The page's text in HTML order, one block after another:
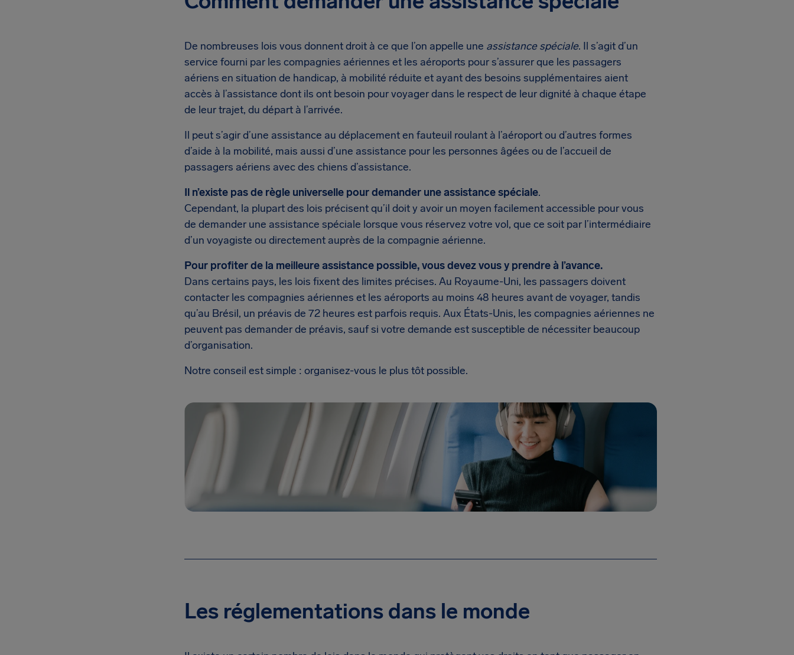
De nombreuses lois vous donnent droit à ce que l’on appelle une assistance spéciale. Il s’agit d’un
service fourni par les compagnies aériennes et les aéroports pour s’assurer que les passagers
aériens en situation de handicap, à mobilité réduite et ayant des besoins supplémentaires aient
accès à l’assistance dont ils ont besoin pour voyager dans le respect de leur dignité à chaque étape
de leur trajet, du départ à l’arrivée.
Il peut s’agir d’une assistance au déplacement en fauteuil roulant à l’aéroport ou d’autres formes
d’aide à la mobilité, mais aussi d’une assistance pour les personnes âgées ou de l’accueil de
passagers aériens avec des chiens d’assistance.
Il n’existe pas de règle universelle pour demander une assistance spéciale.
Cependant, la plupart des lois précisent qu’il doit y avoir un moyen facilement accessible pour vous
de demander une assistance spéciale lorsque vous réservez votre vol, que ce soit par l’intermédiaire
d’un voyagiste ou directement auprès de la compagnie aérienne.
Pour profiter de la meilleure assistance possible, vous devez vous y prendre à l’avance.
Dans certains pays, les lois fixent des limites précises. Au Royaume-Uni, les passagers doivent
contacter les compagnies aériennes et les aéroports au moins 48 heures avant de voyager, tandis
qu’au Brésil, un préavis de 72 heures est parfois requis. Aux États-Unis, les compagnies aériennes ne
peuvent pas demander de préavis, sauf si votre demande est susceptible de nécessiter beaucoup
d’organisation.
Notre conseil est simple : organisez-vous le plus tôt possible.
Les réglementations dans le monde